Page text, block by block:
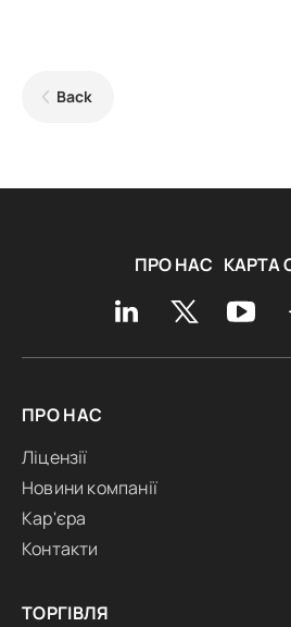
Back
ПРО НАС КАРТА
ПРО НАС
Ліцензії
Новини компанії
Кар'єра
Контакти
ТОРГІВЛЯ